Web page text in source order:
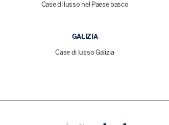
Case di lusso nel Paese basco
GALIZIA
Case di lusso Galizia